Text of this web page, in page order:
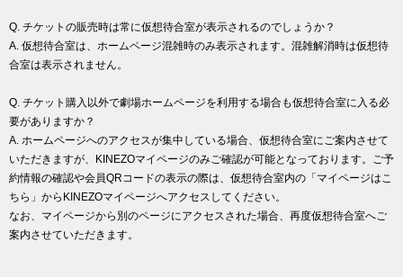
Q. チケットの販売時は常に仮想待合室が表示されるのでしょうか？
A. 仮想待合室は、ホームページ混雑時のみ表示されます。混雑解消時は仮想待
合室は表示されません。
Q. チケット購入以外で劇場ホームページを利用する場合も仮想待合室に入る必
要がありますか？
A. ホームページへのアクセスが集中している場合、仮想待合室にご案内させて
いただきますが、KINEZOマイページのみご確認が可能となっております。ご予
約情報の確認や会員QRコードの表示の際は、仮想待合室内の「マイページはこ
ちら」からKINEZOマイページへアクセスしてください。
なお、マイページから別のページにアクセスされた場合、再度仮想待合室へご
案内させていただきます。